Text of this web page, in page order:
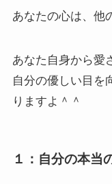
あなたの心は、他
あなた自身から愛
自分の優しい目を
りますよ＾＾
１：自分の本当